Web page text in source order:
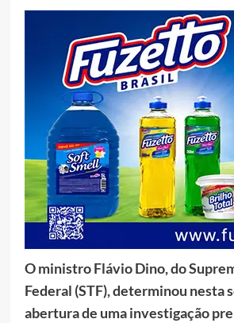
O ministro Flávio Dino, do
Federal (STF), determinou nesta
abertura de uma investigação